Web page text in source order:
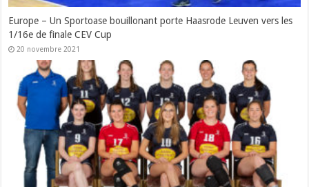
Europe – Un Sportoase bouillonant porte Haasrode Leuven vers les
1/16e de finale CEV Cup
20 novembre 2021